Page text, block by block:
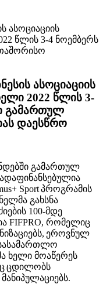
ასოციაციის
2022 წლის 3-
გამართულ
დაესწრო
გამართულ
Sport პროგრამის
გახსნა
100-მდე
FIFPRO, რომელიც
ეროვნულ
ხელი მოაწერეს
ცდილობს